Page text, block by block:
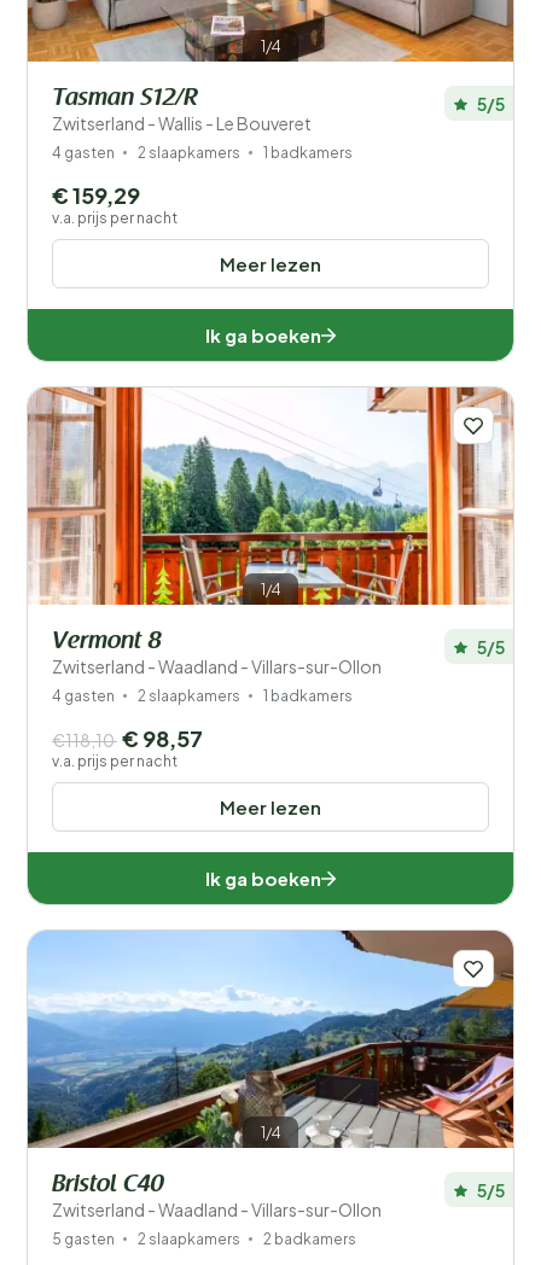
1/4
Tasman S12/R
Zwitserland - Wallis - Le Bouveret
5/5
4 gasten 2 slaapkamers 1 badkamers
Meer lezen
€ 159,29
v.a. prijs per nacht
Ik ga boeken
1/4
Vermont 8
Zwitserland - Waadland - Villars-sur-Ollon
5/5
4 gasten 2 slaapkamers 1 badkamers
Meer lezen
€118,10 € 98,57
v.a. prijs per nacht
Ik ga boeken
1/4
Bristol C40
Zwitserland - Waadland - Villars-sur-Ollon
5/5
5 gasten 2 slaapkamers 2 badkamers